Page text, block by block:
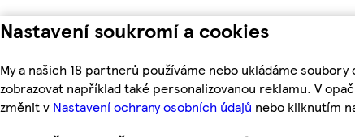
Nastavení soukromí a cookies
My a našich 18 partnerů používáme nebo ukládáme
zobrazovat například také personalizovanou reklamu. V
změnit v Nastavení ochrany osobních údajů nebo kliknutím